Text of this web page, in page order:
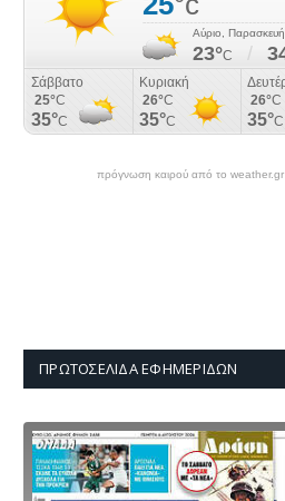
πρόγνωση καιρού από το weather.gr
ΠΡΩΤΟΣΈΛΙΔΑ ΕΦΗΜΕΡΊΔΩΝ